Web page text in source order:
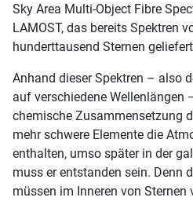
Sky Area Multi-Object Fibre
LAMOST, das bereits Spektren
hunderttausend Sternen
Anhand dieser Spektren – also
auf verschiedene Wellenlängen
chemische Zusammensetzung
mehr schwere Elemente die
enthalten, umso später in der
muss er entstanden sein. Denn
müssen im Inneren von Sternen